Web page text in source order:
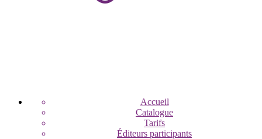
Accueil
Catalogue
Tarifs
Éditeurs participants